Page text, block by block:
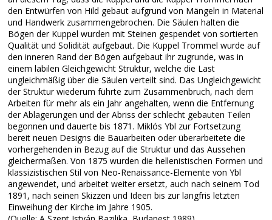
den Entwürfen von Hild gebaut aufgrund von Mängeln in Material
und Handwerk zusammengebrochen. Die Säulen halten die
Bögen der Kuppel wurden mit Steinen gespendet von sortierten
Qualität und Solidität aufgebaut. Die Kuppel Trommel wurde auf
den inneren Rand der Bögen aufgebaut ihr zugrunde, was in
einem labilen Gleichgewicht Struktur, welche die Last
ungleichmäßig über die Säulen verteilt sind. Das Ungleichgewicht
der Struktur wiederum führte zum Zusammenbruch, nach dem
Arbeiten für mehr als ein Jahr angehalten, wenn die Entfernung
der Ablagerungen und der Abriss der schlecht gebauten Teilen
begonnen und dauerte bis 1871. Miklós Ybl zur Fortsetzung
bereit neuen Designs die Bauarbeiten oder überarbeitete die
vorhergehenden in Bezug auf die Struktur und das Aussehen
gleichermaßen. Von 1875 wurden die hellenistischen Formen und
klassizistischen Stil von Neo-Renaissance-Elemente von Ybl
angewendet, und arbeitet weiter ersetzt, auch nach seinem Tod
1891, nach seinen Skizzen und Ideen bis zur langfris letzten
Einweihung der Kirche im Jahre 1905.